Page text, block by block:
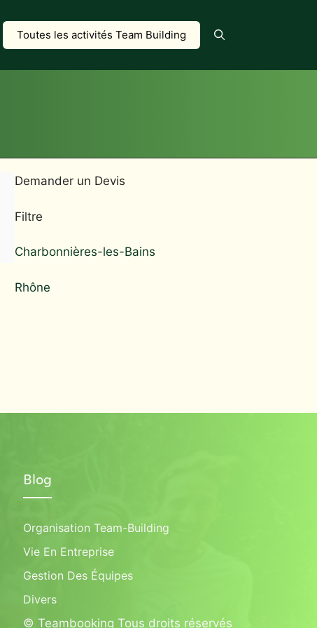
Toutes les activités Team Building
Demander un Devis
Filtre
Charbonnières-les-Bains
Rhône
Blog
Organisation Team-Building
Vie En Entreprise
Gestion Des Équipes
Divers
© Teambooking Tous droits réservés